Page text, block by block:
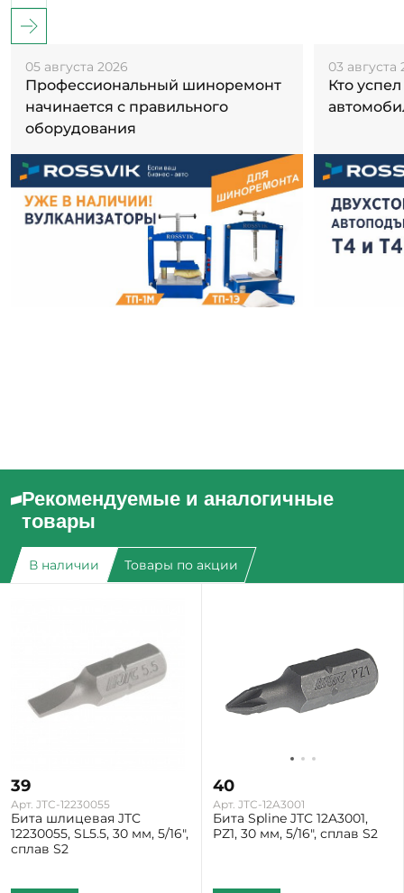
05 августа 2026
Профессиональный шиноремонт
начинается с правильного
оборудования
03 августа
Кто
Рекомендуемые и аналогичные
товары
В наличии Товары по акции
39
Арт. JTC-12230055
Бита шлицевая JTC
12230055, SL5.5, 30 мм, 5/16",
сплав S2
40
Арт. JTC-12A3001
Бита Spline JTC 12A3001,
PZ1, 30 мм, 5/16", сплав S2